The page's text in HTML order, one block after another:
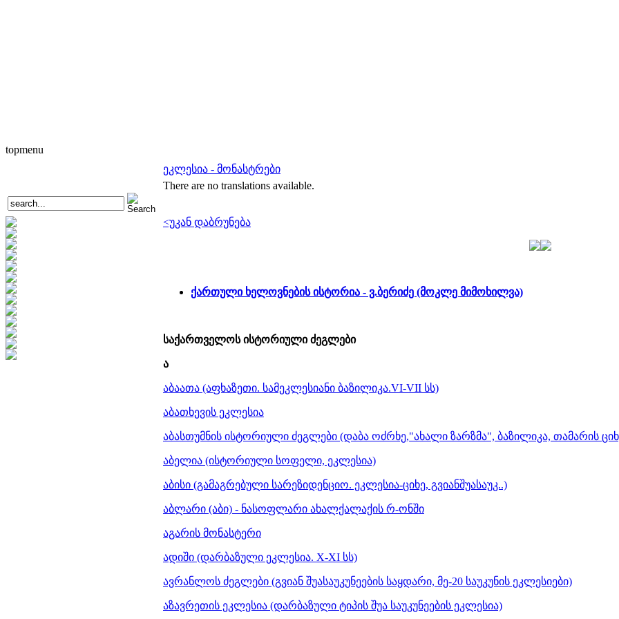
topmenu
ეკლესია - მონასტრები
There are no translations available.
<უკან დაბრუნება
ქართული ხელოვნების ისტორია - ვ.ბერიძე (მოკლე მიმოხილვა)
საქართველოს ისტორიული ძეგლები
ა
აბაათა (აფხაზეთი. სამეკლესიანი ბაზილიკა.VI-VII სს)
აბათხევის ეკლესია
აბასთუმნის ისტორიული ძეგლები (დაბა ოძრხე,"ახალი ზარზმა", ბაზილიკა, თამარის
აბელია (ისტორიული სოფელი, ეკლესია)
აბისი (გამაგრებული სარეზიდენციო. ეკლესია-ციხე, გვიანშუასაუკ..)
აბლარი (აბი) - ნასოფლარი ახალქალაქის რ-ონში
აგარის მონასტერი
ადიში (დარბაზული ეკლესია. X-XI სს)
ავრანლოს ძეგლები (გვიან შუასაუკუნეების საყდარი, მე-20 საუკუნის ეკლესიები)
აზავრეთის ეკლესია (დარბაზული ტიპის შუა საუკუნეების ეკლესია)